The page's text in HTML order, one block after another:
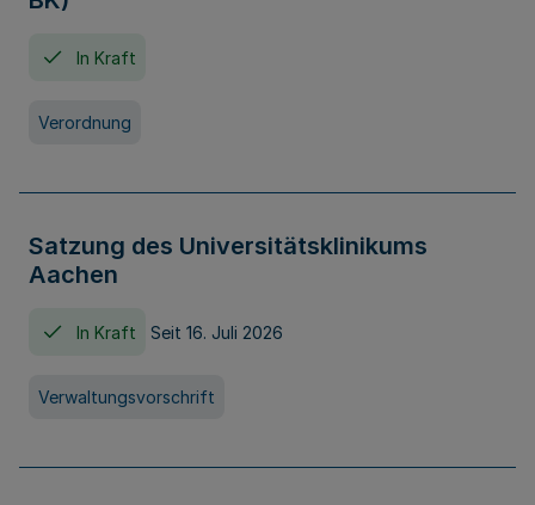
In Kraft
Verordnung
Satzung des Universitätsklinikums
Aachen
In Kraft Seit 16. Juli 2026
Verwaltungsvorschrift